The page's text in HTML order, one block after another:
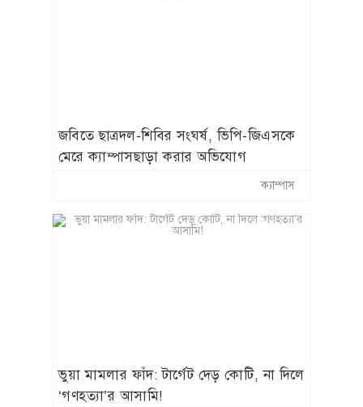
জবিতে ছাত্রদল-শিবির সংঘর্ষ, ভিপি-জিএসকে
মেরে ক্যাম্পাসছাড়া করার অভিযোগ
ক্যাম্পাস
​ভুয়া মামলার ফাঁদ: টার্গেট দেড় কোটি, না দিলে
‘গণহত্যা’র আসামি!